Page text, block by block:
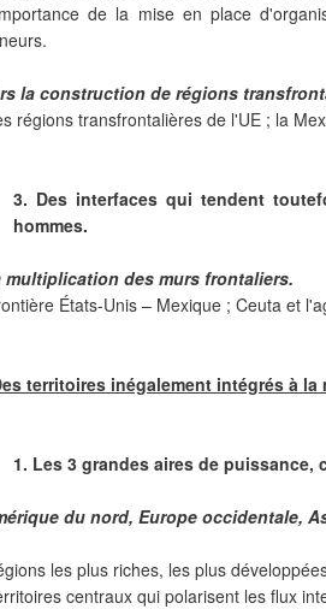
de la mise en place
la construction de régions
régions transfrontalières de l'UE ; la
3. Des interfaces qui tendent
hommes.
multiplication des murs frontaliers.
États-Unis – Mexique ; Ceuta et
es territoires inégalement intégrés à la
1. Les 3 grandes aires de puissance,
du nord, Europe occidentale,
les plus riches, les plus
centraux qui polarisent les flux